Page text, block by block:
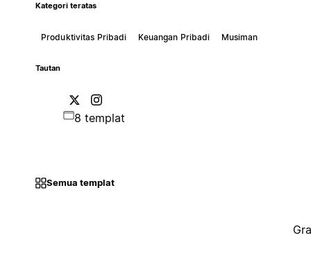
Kategori teratas
Produktivitas Pribadi Keuangan Pribadi Musiman
Tautan
8 templat
Semua templat